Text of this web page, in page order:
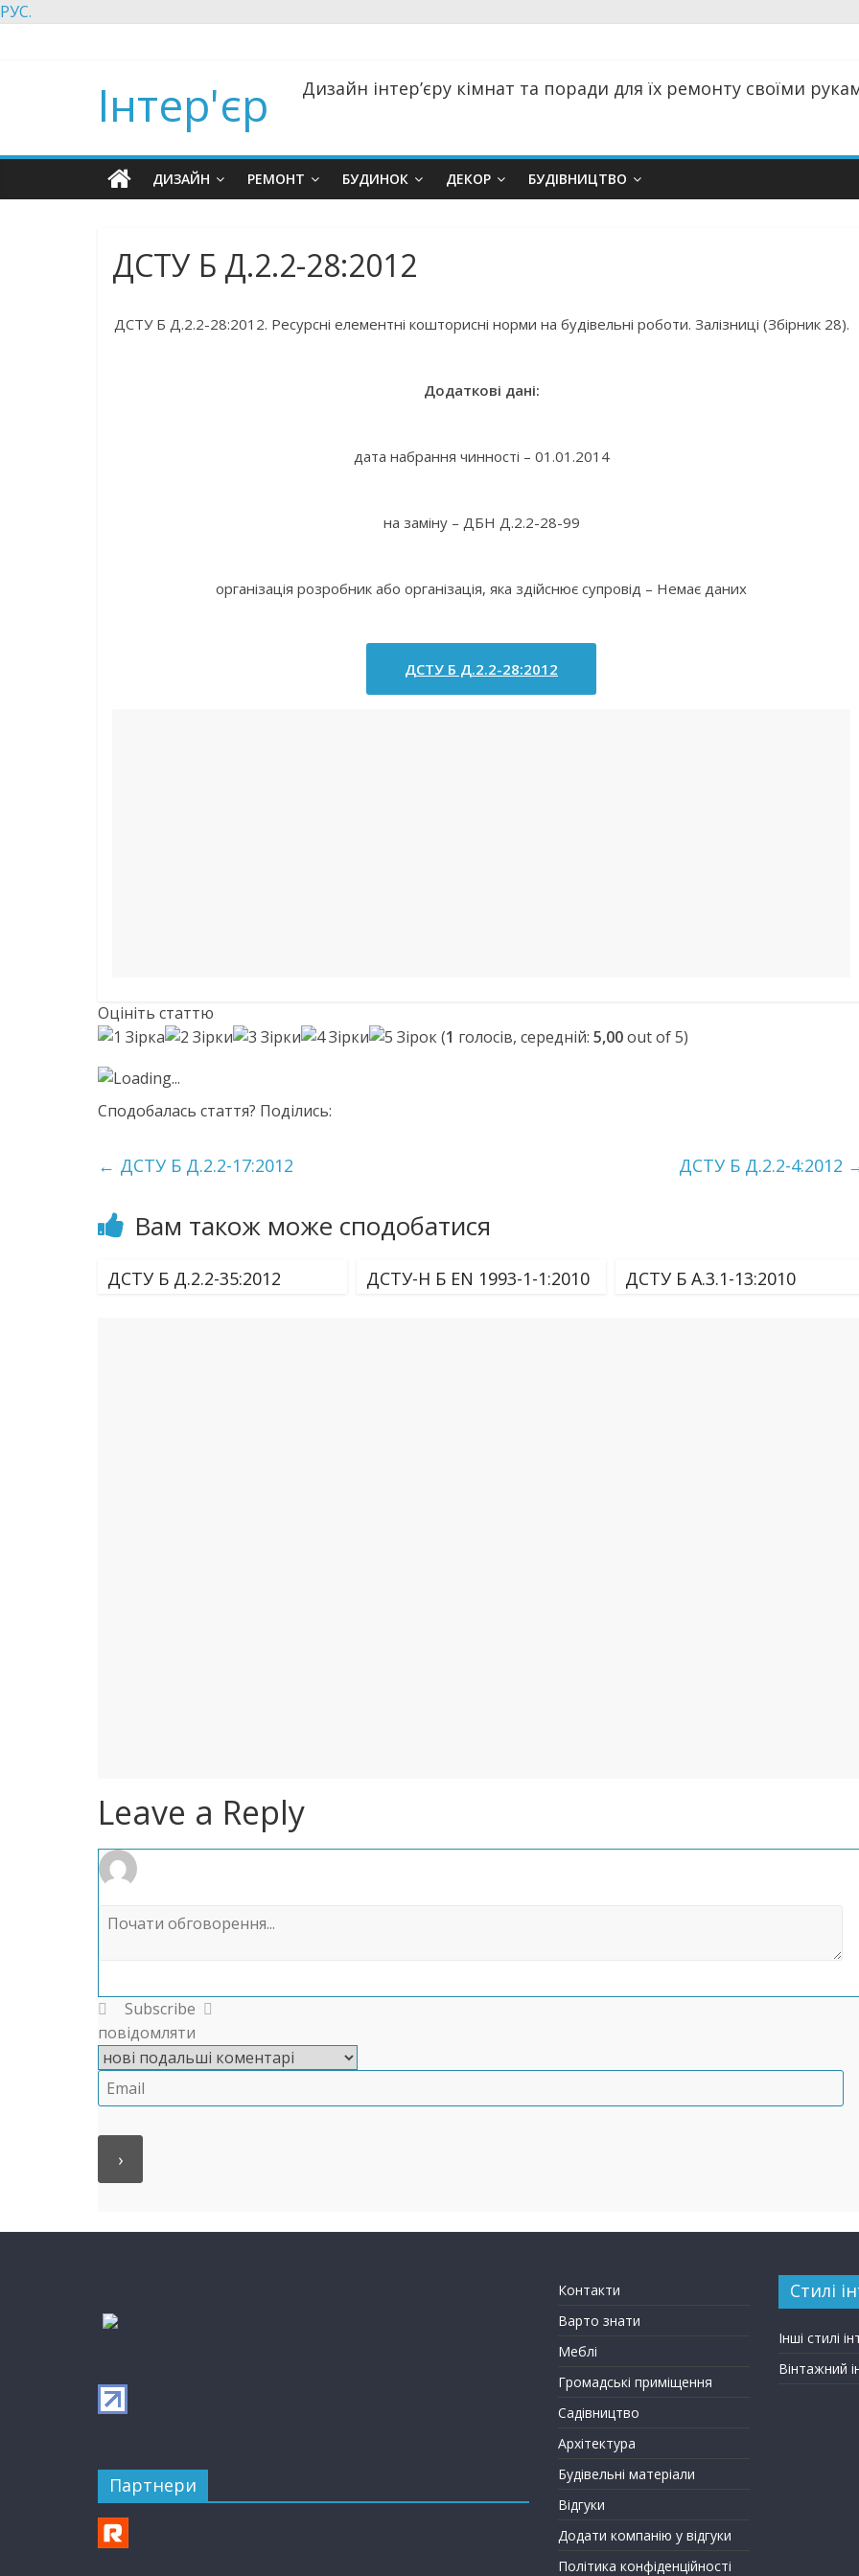
РУС.
Інтер'єр Дизайн інтер’єру кімнат та поради для їх ремонту своїми
ДИЗАЙН РЕМОНТ БУДИНОК ДЕКОР БУДІВНИЦТВО
ДСТУ Б Д.2.2-28:2012
ДСТУ Б Д.2.2-28:2012. Ресурсні елементні кошторисні норми на будівельні роботи. Залізниці (Збірник 28).
Додаткові дані:
дата набрання чинності – 01.01.2014
на заміну – ДБН Д.2.2-28-99
організація розробник або організація, яка здійснює супровід – Немає даних
ДСТУ Б Д.2.2-28:2012
Оцініть статтю
(1 голосів, середній: 5,00out of 5)
Loading...
Сподобалась стаття? Поділись:
← ДСТУ Б Д.2.2-17:2012 ДСТУ Б Д.2.2-4:2012
Вам також може сподобатися
ДСТУ Б Д.2.2-35:2012 ДСТУ-Н Б EN 1993-1-1:2010 ДСТУ Б А.3.1-13:2010
Leave a Reply
Subscribe
повідомляти
Партнери
Контакти
Варто знати
Меблі
Громадські приміщення
Садівництво
Архітектура
Будівельні матеріали
Відгуки
Додати компанію у відгуки
Політика конфіденційності
Стилі
Інші стилі
Вінтажний